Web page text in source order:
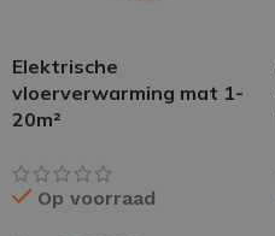
Elektrische
vloerverwarming mat 1-
20m²
Op voorraad